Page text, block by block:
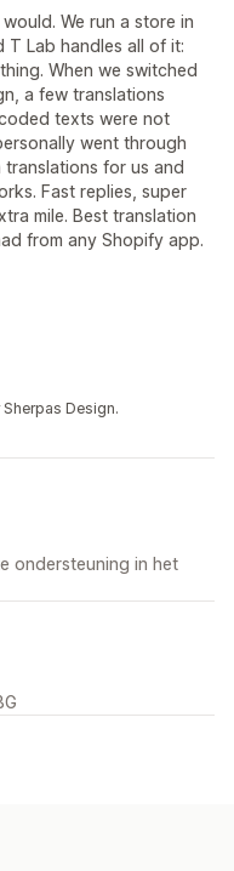
We run a store in
T Lab handles all of it:
When we switched
a few translations
texts were not
went through
for us and
Fast replies, super
mile. Best translation
from any Shopify app.
Design.
ondersteuning in het